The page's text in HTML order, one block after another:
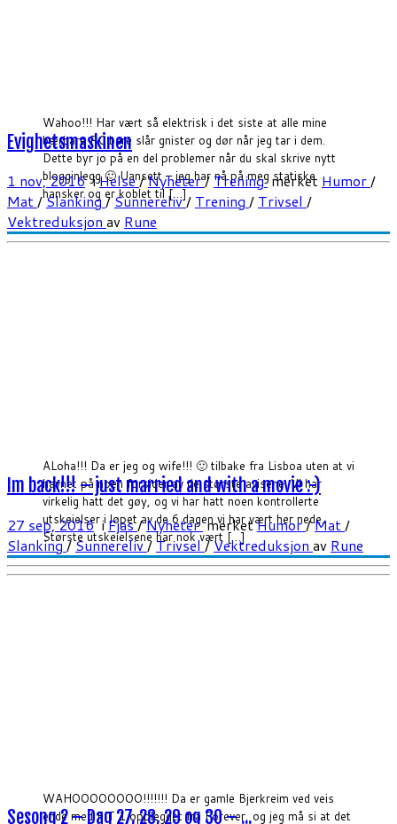
Wahoo!!! Har vært så elektrisk i det siste at alle mine
bærbare PC bare slår gnister og dør når jeg tar i dem.
Dette byr jo på en del problemer når du skal skrive nytt
blogginlegg 🙂 Uansett – jeg har nå på meg statiske
hansker og er koblet til […]
Evighetsmaskinen
1 nov, 2016iHelse/Nyheter/Treningmerket Humor/
Mat/Slanking /Sunnereliv/ Trening / Trivsel /
Vektreduksjon av Rune
ALoha!!! Da er jeg og wife!!! 🙂 tilbake fra Lisboa uten at vi
havnet på noen forsider av de største avisene. Vi har
virkelig hatt det gøy, og vi har hatt noen kontrollerte
utskeielser i løpet av de 6 dagen vi har vært her nede.
Største utskeielsene har nok vært […]
Im back!!! – just married and with a movie :-)
27 sep, 2016iFjas/NyhetermerketHumor/Mat /
Slanking/Sunnereliv/Trivsel/Vektreduksjon av Rune
WAHOOOOOOOO!!!!!!! Da er gamle Bjerkreim ved veis
ende med FIT 1 opplegget fra Forever, og jeg må si at det
Sesong 2 – Dag 27, 28, 29 og 30 – ...